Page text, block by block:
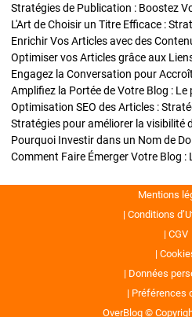
L'Art de Choisir un Titre Efficace :
Optimiser vos Articles grâce aux
Engagez la Conversation pour
Amplifiez la Portée de Votre Blog :
Mentions
Conditions
CGV
Données
Préférences
OverBlog ©